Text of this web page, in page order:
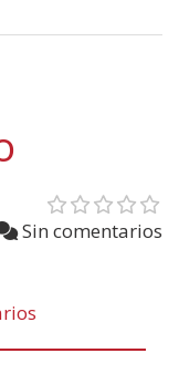
Sin comentarios